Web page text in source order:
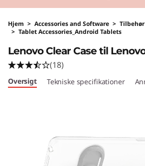
Hjem > Accessories and Software >
> Tablet Accessories_Android Tablets
Lenovo Clear Case til
(18)
Oversigt Tekniske specifikationer